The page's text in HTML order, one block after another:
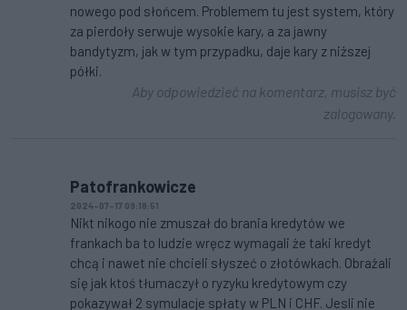
nowego pod słońcem. Problemem tu jest system, który
za pierdoły serwuje wysokie kary, a za jawny
bandytyzm, jak w tym przypadku, daje kary z niższej
półki.
Aby odpowiedzieć na komentarz, musisz być
zalogowany.
Patofrankowicze
2024-07-17 09:18:51
Nikt nikogo nie zmuszał do brania kredytów we
frankach ba to ludzie wręcz wymagali że taki kredyt
chcą i nawet nie chcieli słyszeć o złotówkach. Obrażali
się jak ktoś tłumaczył o ryzyku kredytowym czy
pokazywał 2 symulacje spłaty w PLN i CHF. Jesli nie